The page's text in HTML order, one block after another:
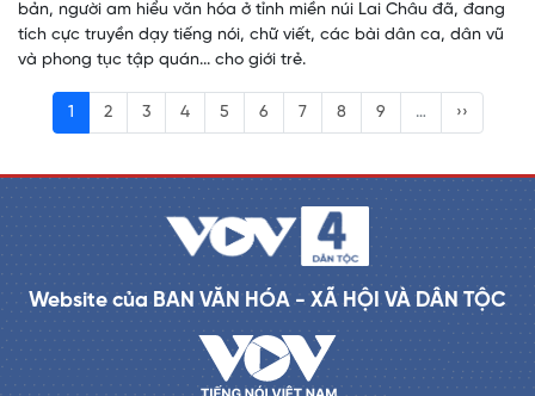
bản, người am hiểu văn hóa ở tỉnh miền núi Lai Châu đã, đang
tích cực truyền dạy tiếng nói, chữ viết, các bài dân ca, dân vũ
và phong tục tập quán... cho giới trẻ.
1 2 3 4 5 6 7 8 9 … ››
Website của BAN VĂN HÓA - XÃ HỘI VÀ DÂN TỘC